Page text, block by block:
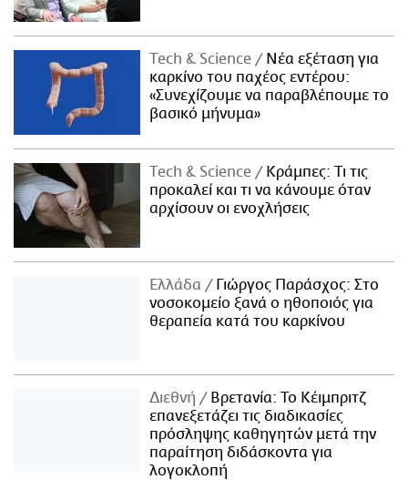
Τech & Science
Νέα εξέταση για
καρκίνο του παχέος εντέρου:
«Συνεχίζουμε να παραβλέπουμε το
βασικό μήνυμα»
Τech & Science
Κράμπες: Τι τις
προκαλεί και τι να κάνουμε όταν
αρχίσουν οι ενοχλήσεις
Ελλάδα
Γιώργος Παράσχος: Στο
νοσοκομείο ξανά ο ηθοποιός για
θεραπεία κατά του καρκίνου
Διεθνή
Βρετανία: Το Κέιμπριτζ
επανεξετάζει τις διαδικασίες
πρόσληψης καθηγητών μετά την
παραίτηση διδάσκοντα για
λογοκλοπή